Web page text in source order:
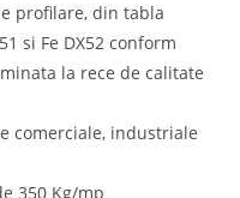
profilare, din tabla
si Fe DX52 conform
la rece de calitate
comerciale, industriale
350 Kg/mp